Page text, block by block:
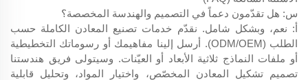
س: هل تقدّمون دعماً في التصميم والهندسة المخصصة؟
أ: نعم، وبشكل شامل. نقدّم خدمات تصنيع المعادن الكاملة حسب
الطلب (ODM/OEM). أرسل إلينا مفاهيمك أو رسوماتك التخطيطية
أو ملفات النماذج ثلاثية الأبعاد أو العيّنات. وسيتولى فريق هندستنا
تصميم تشكيل المعادن المخصّص، واختيار المواد، وتحليل قابلية